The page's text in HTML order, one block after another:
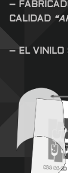
–
CALIDAD
– EL VINILO